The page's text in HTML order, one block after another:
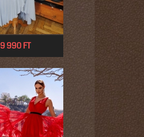
990 FT